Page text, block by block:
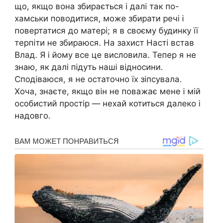
що, якщо вона збирається і далі так по-
хамськи поводитися, може збирати речі і
повертатися до матері; я в своєму будинку її
терпіти не збираюся. На захист Насті встав
Влад. Я і йому все це висловила. Тепер я не
знаю, як далі підуть наші відносини.
Сподіваюся, я не остаточно їх зіпсувала.
Хоча, знаєте, якщо він не поважає мене і мій
особистий простір — нехай котиться далеко і
надовго.